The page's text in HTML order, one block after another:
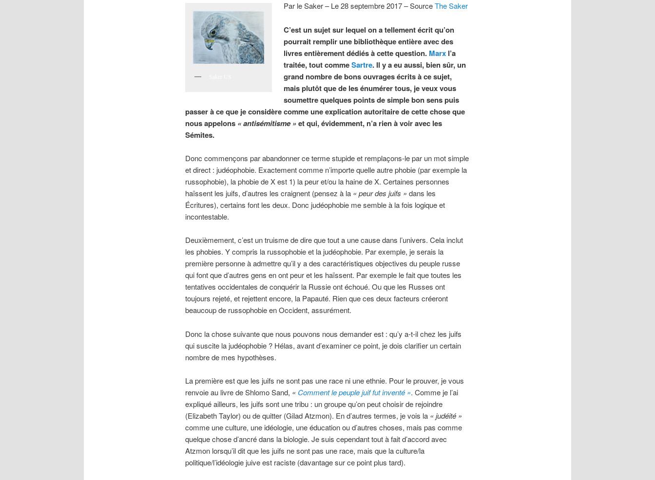
Par le Saker – Le 28 septembre 2017 – SourceThe Saker
C’est un sujet sur lequel on a tellement écrit qu’on
pourrait remplir une bibliothèque entière avec des
livres entièrement dédiés à cette question. Marx l’a
traitée, tout commeSartre. Il y a eu aussi, bien sûr, un
grand nombre de bons ouvrages écrits à ce sujet,
mais plutôt que de les énumérer tous, je veux vous
soumettre quelques points de simple bon sens puis
passer à ce que je considère comme une explication autoritaire de cette chose que
nous appelons « antisémitisme »et qui, évidemment, n’a rien à voir avec les
Sémites.
Donc commençons par abandonner ce terme stupide et remplaçons-le par un mot simple
et direct : judéophobie. Exactement comme n’importe quelle autre phobie (par exemple la
russophobie), la phobie de X est 1) la peur et/ou la haine de X. Certaines personnes
haïssent les juifs, d’autres les craignent (pensez à la « peur des juifs » dans les
Écritures), certains font les deux. Donc judéophobie me semble à la fois logique et
incontestable.
Deuxièmement, c’est un truisme de dire que tout a une cause dans l’univers. Cela inclut
les phobies. Y compris la russophobie et la judéophobie. Par exemple, je serais la
première personne à admettre qu’il y a des caractéristiques objectives du peuple russe
qui font que d’autres gens en ont peur et les haïssent. Par exemple le fait que toutes les
tentatives occidentales de conquérir la Russie ont échoué. Ou que les Russes ont
toujours rejeté, et rejettent encore, la Papauté. Rien que ces deux facteurs créeront
beaucoup de russophobie en Occident, assurément.
Donc la chose suivante que nous pouvons nous demander est : qu’y a-t-il chez les juifs
qui suscite la judéophobie ? Hélas, avant d’examiner ce point, je dois clarifier un certain
nombre de mes hypothèses.
La première est que les juifs ne sont pas une race ni une ethnie. Pour le prouver, je vous
renvoie au livre de Shlomo Sand, « Comment le peuple juif fut inventé ». Comme je l’ai
expliqué ailleurs, les juifs sont une tribu : un groupe qu’on peut choisir de rejoindre
(Elizabeth Taylor) ou de quitter (Gilad Atzmon). En d’autres termes, je vois la « judéité »
comme une culture, une idéologie, une éducation ou d’autres choses, mais pas comme
quelque chose d’ancré dans la biologie. Je suis cependant tout à fait d’accord avec
Atzmon lorsqu’il dit que les juifs ne sont pas une race, mais que la culture/la
politique/l’idéologie juive est raciste (davantage sur ce point plus tard).